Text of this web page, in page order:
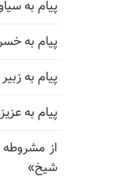
پیام به
پیام به
پیام به
پیام به
از
شیخ»